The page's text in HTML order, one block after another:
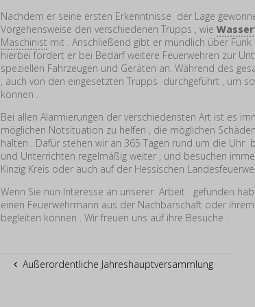
Nachdem er seine ersten Erkenntnisse der Lage
Vorgehensweise den verschiedenen Trupps , wie
Maschinist mit . Anschließend gibt er mündlich über Funk
hierbei fordert er bei Bedarf weitere Feuerwehren zur
speziellen Fahrzeugen und Geräten an. Während des
, auch von den eingesetzten Trupps durchgeführt , um
können .
Bei allen Alarmierungen der verschiedensten Art ist es
möglichen Notsituation zu helfen , die möglichen
halten . Dafür stehen wir an 365 Tagen rund um die
und Unterrichten regelmäßig weiter , und besuchen
Kinzig Kreis oder auch auf der Hessischen
Wenn Sie nun Interesse an unserer Arbeit gefunden
einen Feuerwehrmann aus der Nachbarschaft oder
begleiten können . Wir freuen uns auf ihre Besuche .
Außerordentliche Jahreshauptversammlung